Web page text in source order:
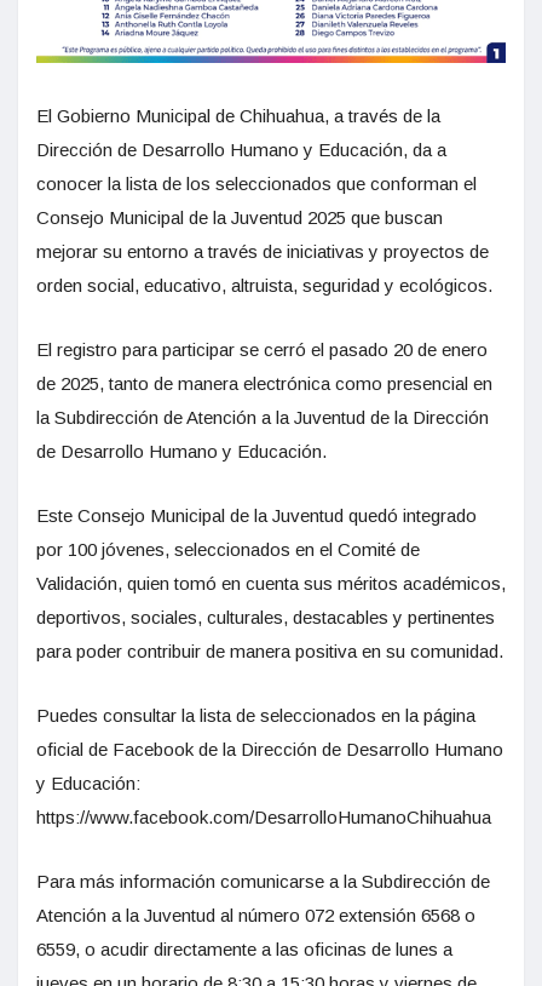
El Gobierno Municipal de Chihuahua, a través de la
Dirección de Desarrollo Humano y Educación, da a
conocer la lista de los seleccionados que conforman el
Consejo Municipal de la Juventud 2025 que buscan
mejorar su entorno a través de iniciativas y proyectos de
orden social, educativo, altruista, seguridad y ecológicos.
El registro para participar se cerró el pasado 20 de enero
de 2025, tanto de manera electrónica como presencial en
la Subdirección de Atención a la Juventud de la Dirección
de Desarrollo Humano y Educación.
Este Consejo Municipal de la Juventud quedó integrado
por 100 jóvenes, seleccionados en el Comité de
Validación, quien tomó en cuenta sus méritos académicos,
deportivos, sociales, culturales, destacables y pertinentes
para poder contribuir de manera positiva en su comunidad.
Puedes consultar la lista de seleccionados en la página
oficial de Facebook de la Dirección de Desarrollo Humano
y Educación:
https://www.facebook.com/DesarrolloHumanoChihuahua
Para más información comunicarse a la Subdirección de
Atención a la Juventud al número 072 extensión 6568 o
6559, o acudir directamente a las oficinas de lunes a